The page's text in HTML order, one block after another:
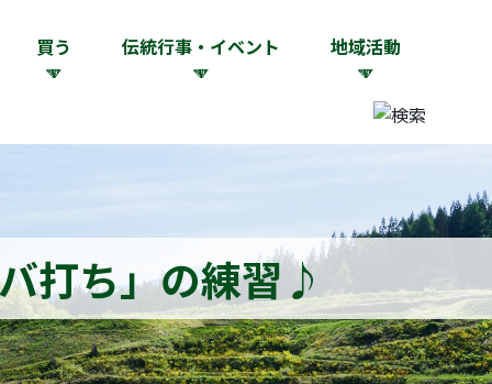
買う 伝統行事・イベント 地域活動
打ち」の練習♪